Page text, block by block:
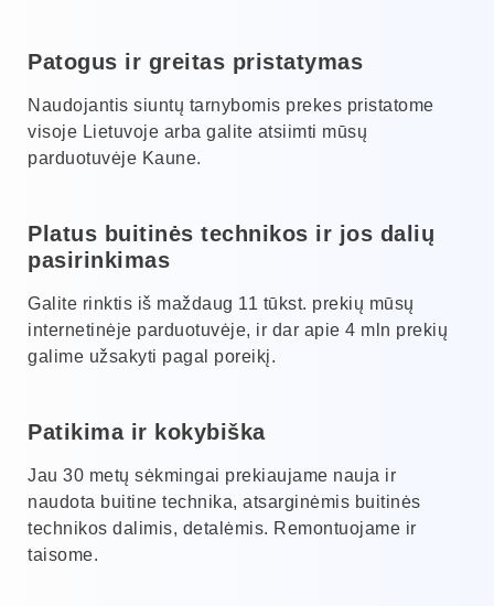
Patogus ir greitas pristatymas
Naudojantis siuntų tarnybomis prekes pristatome
visoje Lietuvoje arba galite atsiimti mūsų
parduotuvėje Kaune.
Platus buitinės technikos ir jos dalių
pasirinkimas
Galite rinktis iš maždaug 11 tūkst. prekių mūsų
internetinėje parduotuvėje, ir dar apie 4 mln prekių
galime užsakyti pagal poreikį.
Patikima ir kokybiška
Jau 30 metų sėkmingai prekiaujame nauja ir
naudota buitine technika, atsarginėmis buitinės
technikos dalimis, detalėmis. Remontuojame ir
taisome.